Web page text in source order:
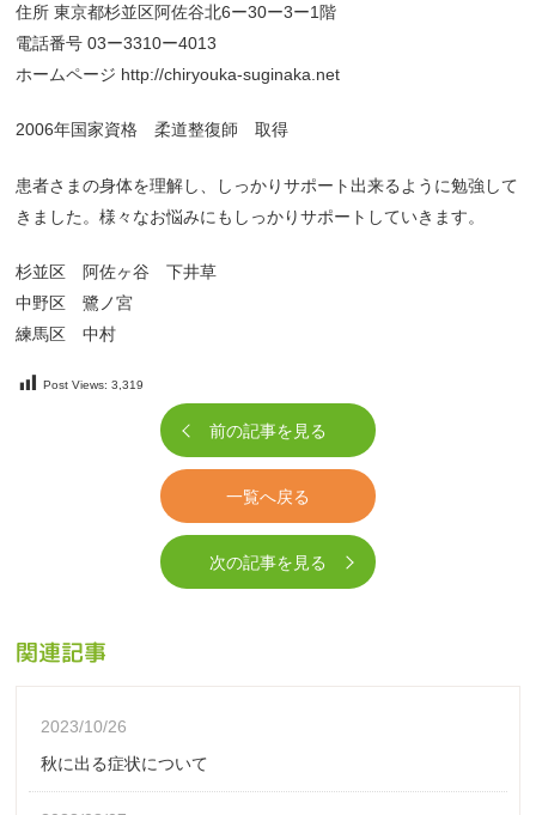
住所 東京都杉並区阿佐谷北6ー30ー3ー1階
電話番号 03ー3310ー4013
ホームページ http://chiryouka-suginaka.net
2006年国家資格 柔道整復師 取得
患者さまの身体を理解し、しっかりサポート出来るように勉強して
きました。様々なお悩みにもしっかりサポートしていきます。
杉並区 阿佐ヶ谷 下井草
中野区 鷺ノ宮
練馬区 中村
Post Views: 3,319
前の記事を見る
一覧へ戻る
次の記事を見る
関連記事
2023/10/26
秋に出る症状について